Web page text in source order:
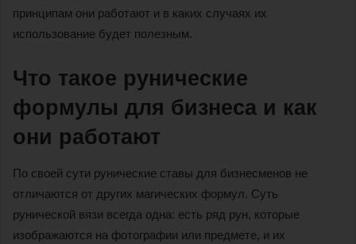
принципам они работают и в каких случаях их
использование будет полезным.
Что такое рунические
формулы для бизнеса и как
они работают
По своей сути рунические ставы для бизнесменов не
отличаются от других магических формул. Суть
рунической вязи всегда одна: есть ряд рун, которые
изображаются на фотографии или предмете, и их